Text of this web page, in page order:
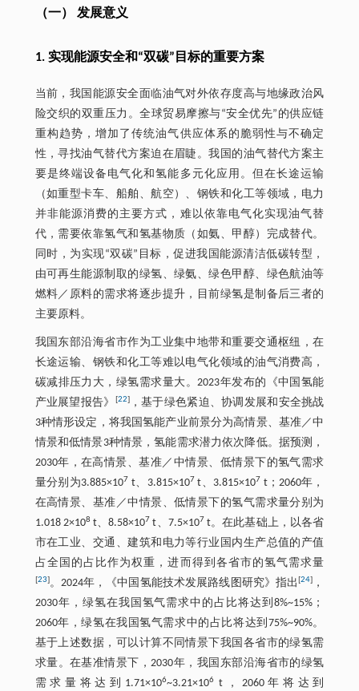
（一） 发展意义
1. 实现能源安全和“双碳”目标的重要方案
当前，我国能源安全面临油气对外依存度高与地缘政治风
险交织的双重压力。全球贸易摩擦与“安全优先”的供应链
重构趋势，增加了传统油气供应体系的脆弱性与不确定
性，寻找油气替代方案迫在眉睫。我国的油气替代方案主
要是终端设备电气化和氢能多元化应用。但在长途运输
（如重型卡车、船舶、航空）、钢铁和化工等领域，电力
并非能源消费的主要方式，难以依靠电气化实现油气替
代，需要依靠氢气和氢基物质（如氨、甲醇）完成替代。
同时，为实现“双碳”目标，促进我国能源清洁低碳转型，
由可再生能源制取的绿氢、绿氨、绿色甲醇、绿色航油等
燃料／原料的需求将逐步提升，目前绿氢是制备后三者的
主要原料。
我国东部沿海省市作为工业集中地带和重要交通枢纽，在
长途运输、钢铁和化工等难以电气化领域的油气消费高，
碳减排压力大，绿氢需求量大。2023年发布的《中国氢能
产业展望报告》
[22]，基于绿色紧迫、协调发展和安全挑战
3种情形设定，将我国氢能产业前景分为高情景、基准／中
情景和低情景3种情景，氢能需求潜力依次降低。据预测，
2030年，在高情景、基准／中情景、低情景下的氢气需求
量分别为3.885×107 t、3.815×107 t、3.815×107 t；2060年，
在高情景、基准／中情景、低情景下的氢气需求量分别为
1.018 2×108 t、8.58×107 t、7.5×107 t。在此基础上，以各省
市在工业、交通、建筑和电力等行业国内生产总值的产值
占全国的占比作为权重，进而得到各省市的氢气需求量
[23]。2024年，《中国氢能技术发展路线图研究》指出[24]
，
2030年，绿氢在我国氢气需求中的占比将达到8%~15%；
2060年，绿氢在我国氢气需求中的占比将达到75%~90%。
基于上述数据，可以计算不同情景下我国各省市的绿氢需
求量。在基准情景下，2030年，我国东部沿海省市的绿氢
需求量将达到1.71×106~3.21×106t，2060年将达到